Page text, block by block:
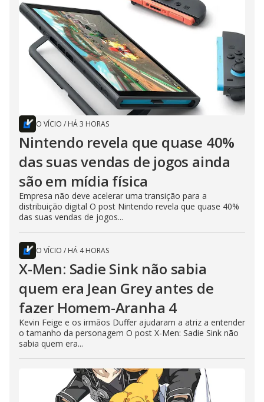
O VÍCIO / HÁ 3 HORAS
Nintendo revela que quase 40%
das suas vendas de jogos ainda
são em mídia física
Empresa não deve acelerar uma transição para a
distribuição digital O post Nintendo revela que quase 40%
das suas vendas de jogos...
O VÍCIO / HÁ 4 HORAS
X-Men: Sadie Sink não sabia
quem era Jean Grey antes de
fazer Homem-Aranha 4
Kevin Feige e os irmãos Duffer ajudaram a atriz a entender
o tamanho da personagem O post X-Men: Sadie Sink não
sabia quem era...